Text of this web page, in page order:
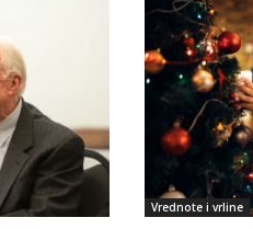
Vrednote i vrline